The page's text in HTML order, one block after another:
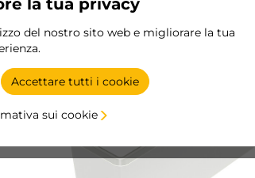
la tua privacy
del nostro sito web e migliorare la tua
Accettare tutti i cookie
sui cookie